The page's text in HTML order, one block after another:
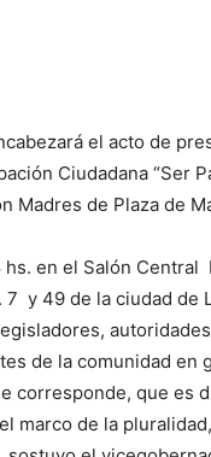
el acto de
Ciudadana “Ser
Madres de Plaza de
en el Salón Central
7 y 49 de la ciudad de
de la comunidad en
corresponde, que es
marco de la